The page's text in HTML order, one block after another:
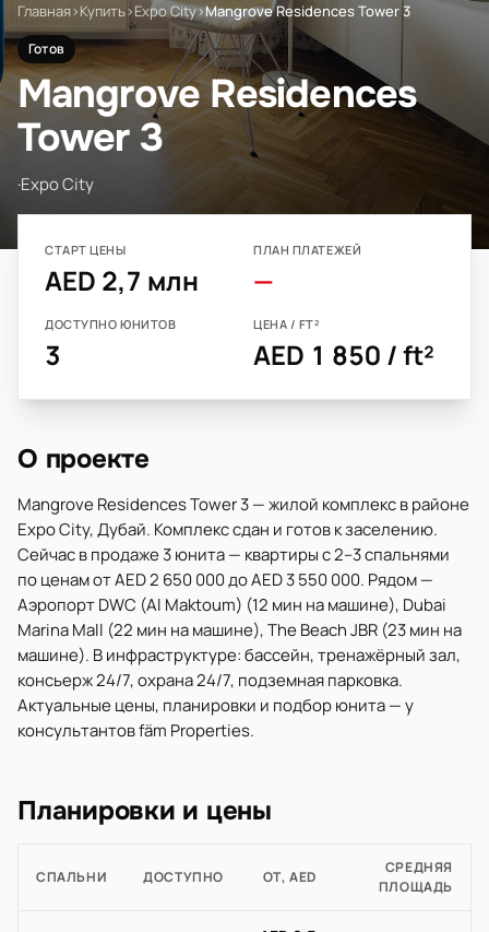
Главная›Купить›Expo City›Mangrove Residences Tower 3
Готов
Mangrove Residences
Tower 3
·Expo City
СТАРТ ЦЕНЫ
AED 2,7 млн
ПЛАН ПЛАТЕЖЕЙ
—
ДОСТУПНО ЮНИТОВ
3
ЦЕНА / FT²
AED 1 850 / ft²
О проекте
Mangrove Residences Tower 3 — жилой комплекс в районе
Expo City, Дубай. Комплекс сдан и готов к заселению.
Сейчас в продаже 3 юнита — квартиры с 2–3 спальнями
по ценам от AED 2 650 000 до AED 3 550 000. Рядом —
Аэропорт DWC (Al Maktoum) (12 мин на машине), Dubai
Marina Mall (22 мин на машине), The Beach JBR (23 мин на
машине). В инфраструктуре: бассейн, тренажёрный зал,
консьерж 24/7, охрана 24/7, подземная парковка.
Актуальные цены, планировки и подбор юнита — у
консультантов fäm Properties.
Планировки и цены
СПАЛЬНИ ДОСТУПНО ОТ, AED
СРЕДНЯЯ
ПЛОЩАДЬ